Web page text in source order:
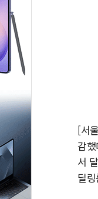
[서
감
서
딜